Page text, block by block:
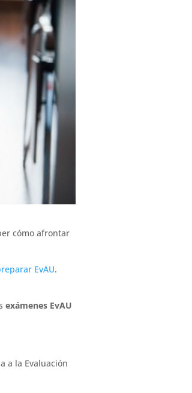
cómo afrontar
EvAU.
exámenes EvAU
a la Evaluación